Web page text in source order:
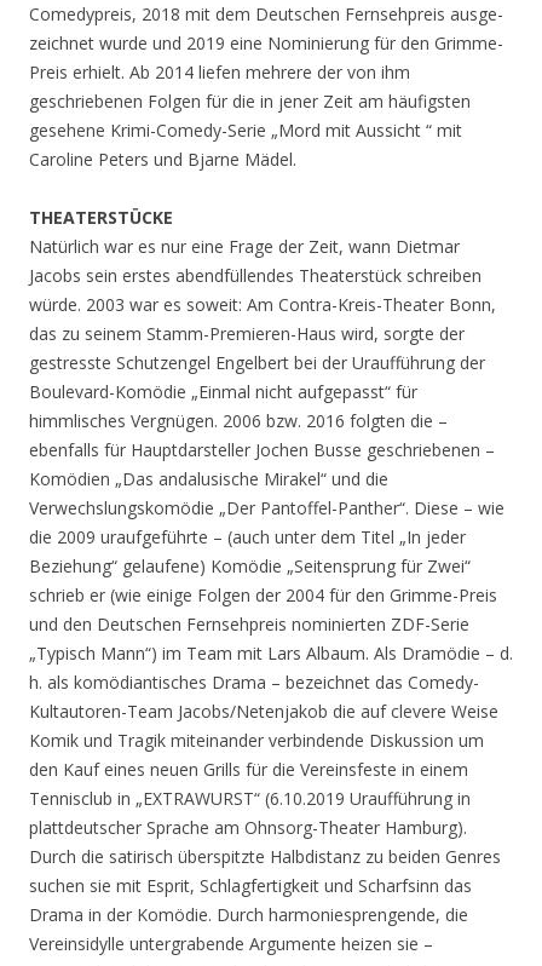
Comedypreis, 2018 mit dem Deutschen Fernsehpreis ausge-
zeichnet wurde und 2019 eine Nominierung für den Grimme-
Preis erhielt. Ab 2014 liefen mehrere der von ihm
geschriebenen Folgen für die in jener Zeit am häufigsten
gesehene Krimi-Comedy-Serie „Mord mit Aussicht “ mit
Caroline Peters und Bjarne Mädel.
THEATERSTÜCKE
Natürlich war es nur eine Frage der Zeit, wann Dietmar
Jacobs sein erstes abendfüllendes Theaterstück schreiben
würde. 2003 war es soweit: Am Contra-Kreis-Theater Bonn,
das zu seinem Stamm-Premieren-Haus wird, sorgte der
gestresste Schutzengel Engelbert bei der Uraufführung der
Boulevard-Komödie „Einmal nicht aufgepasst“ für
himmlisches Vergnügen. 2006 bzw. 2016 folgten die –
ebenfalls für Hauptdarsteller Jochen Busse geschriebenen –
Komödien „Das andalusische Mirakel“ und die
Verwechslungskomödie „Der Pantoffel-Panther“. Diese – wie
die 2009 uraufgeführte – (auch unter dem Titel „In jeder
Beziehung“ gelaufene) Komödie „Seitensprung für Zwei“
schrieb er (wie einige Folgen der 2004 für den Grimme-Preis
und den Deutschen Fernsehpreis nominierten ZDF-Serie
„Typisch Mann“) im Team mit Lars Albaum. Als Dramödie – d.
h. als komödiantisches Drama – bezeichnet das Comedy-
Kultautoren-Team Jacobs/Netenjakob die auf clevere Weise
Komik und Tragik miteinander verbindende Diskussion um
den Kauf eines neuen Grills für die Vereinsfeste in einem
Tennisclub in „EXTRAWURST“ (6.10.2019 Uraufführung in
plattdeutscher Sprache am Ohnsorg-Theater Hamburg).
Durch die satirisch überspitzte Halbdistanz zu beiden Genres
suchen sie mit Esprit, Schlagfertigkeit und Scharfsinn das
Drama in der Komödie. Durch harmoniesprengende, die
Vereinsidylle untergrabende Argumente heizen sie –